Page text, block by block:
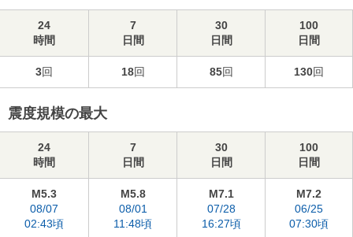
24
時間
7
日間
30
日間
100
日間
3回 18回 85回 130回
震度規模の最大
24
時間
7
日間
30
日間
100
日間
M5.3
08/07
02:43頃
M5.8
08/01
11:48頃
M7.1
07/28
16:27頃
M7.2
06/25
07:30頃